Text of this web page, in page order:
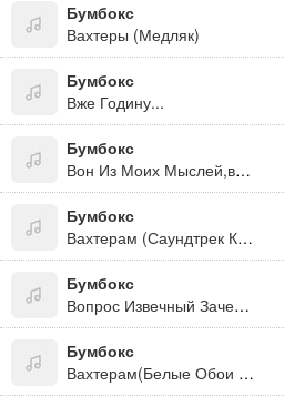
Бумбокс
Вахтеры (Медляк)
Бумбокс
Вже Годину...
Бумбокс
Вон Из Моих Мыслей,вон!
Бумбокс
Вахтерам (Саундтрек К К/ф "Красный Жемчуг Любви")
Бумбокс
Вопрос Извечный Зачем Да Почему... Я Понемногу С Ума, Ты Не Сама
Бумбокс
Вахтерам(Белые Обои Черная Посуда)